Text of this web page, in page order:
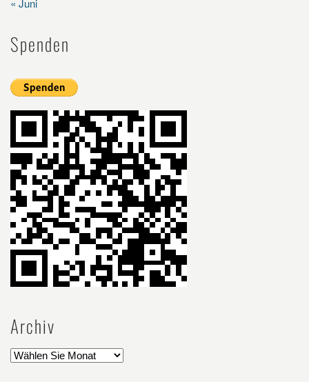
« Juni
Spenden
Archiv